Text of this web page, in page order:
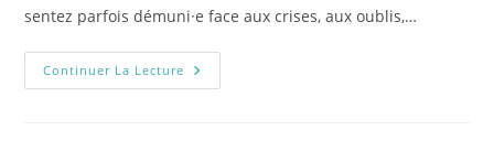
sentez parfois démuni·e face aux crises, aux oublis,…
Continuer La Lecture